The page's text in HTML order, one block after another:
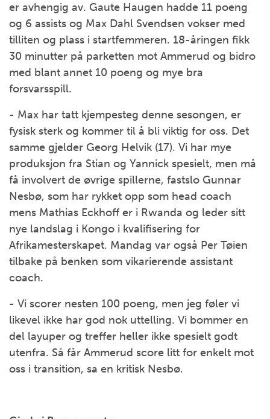
er avhengig av. Gaute Haugen hadde 11 poeng
og 6 assists og Max Dahl Svendsen vokser med
tilliten og plass i startfemmeren. 18-åringen fikk
30 minutter på parketten mot Ammerud og bidro
med blant annet 10 poeng og mye bra
forsvarsspill.
- Max har tatt kjempesteg denne sesongen, er
fysisk sterk og kommer til å bli viktig for oss. Det
samme gjelder Georg Helvik (17). Vi har mye
produksjon fra Stian og Yannick spesielt, men må
få involvert de øvrige spillerne, fastslo Gunnar
Nesbø, som har rykket opp som head coach
mens Mathias Eckhoff er i Rwanda og leder sitt
nye landslag i Kongo i kvalifisering for
Afrikamesterskapet. Mandag var også Per Tøien
tilbake på benken som vikarierende assistant
coach.
- Vi scorer nesten 100 poeng, men jeg føler vi
likevel ikke har god nok uttelling. Vi bommer en
del layuper og treffer heller ikke spesielt godt
utenfra. Så får Ammerud score litt for enkelt mot
oss i transition, sa en kritisk Nesbø.